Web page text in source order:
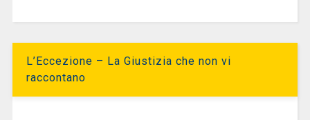
L’Eccezione – La Giustizia che non vi
raccontano